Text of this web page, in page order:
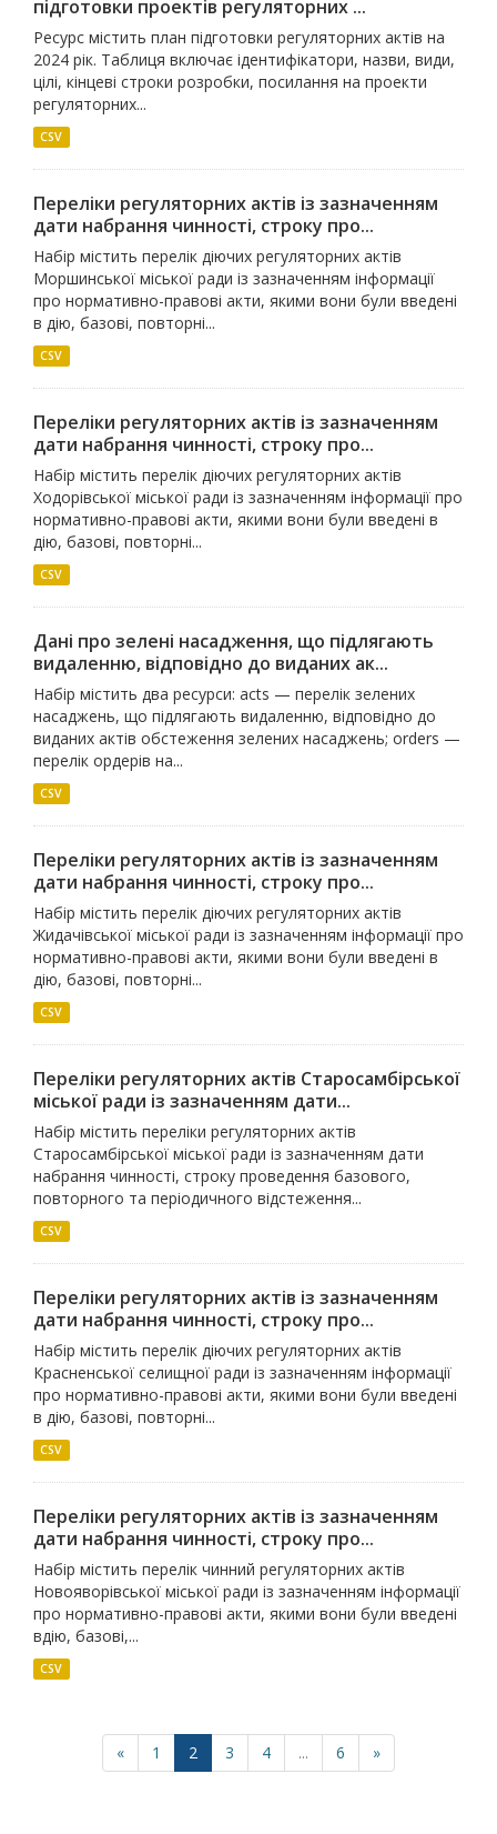
підготовки проектів регуляторних ...
Ресурс містить план підготовки регуляторних актів на
2024 рік. Таблиця включає ідентифікатори, назви, види,
цілі, кінцеві строки розробки, посилання на проекти
регуляторних...
CSV
Переліки регуляторних актів із зазначенням
дати набрання чинності, строку про...
Набір містить перелік діючих регуляторних актів
Моршинської міської ради із зазначенням інформації
про нормативно-правові акти, якими вони були введені
в дію, базові, повторні...
CSV
Переліки регуляторних актів із зазначенням
дати набрання чинності, строку про...
Набір містить перелік діючих регуляторних актів
Ходорівської міської ради із зазначенням інформації про
нормативно-правові акти, якими вони були введені в
дію, базові, повторні...
CSV
Дані про зелені насадження, що підлягають
видаленню, відповідно до виданих ак...
Набір містить два ресурси: acts — перелік зелених
насаджень, що підлягають видаленню, відповідно до
виданих актів обстеження зелених насаджень; orders —
перелік ордерів на...
CSV
Переліки регуляторних актів із зазначенням
дати набрання чинності, строку про...
Набір містить перелік діючих регуляторних актів
Жидачівської міської ради із зазначенням інформації про
нормативно-правові акти, якими вони були введені в
дію, базові, повторні...
CSV
Переліки регуляторних актів Старосамбірської
міської ради із зазначенням дати...
Набір містить переліки регуляторних актів
Старосамбірської міської ради із зазначенням дати
набрання чинності, строку проведення базового,
повторного та періодичного відстеження...
CSV
Переліки регуляторних актів із зазначенням
дати набрання чинності, строку про...
Набір містить перелік діючих регуляторних актів
Красненської селищної ради із зазначенням інформації
про нормативно-правові акти, якими вони були введені
в дію, базові, повторні...
CSV
Переліки регуляторних актів із зазначенням
дати набрання чинності, строку про...
Набір містить перелік чинний регуляторних актів
Новояворівської міської ради із зазначенням інформації
про нормативно-правові акти, якими вони були введені
вдію, базові,...
CSV
« 1 2 3 4 ... 6 »